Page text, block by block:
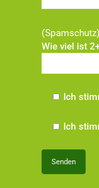
(Spamschutz)
Wie viel ist
Ich
Ich